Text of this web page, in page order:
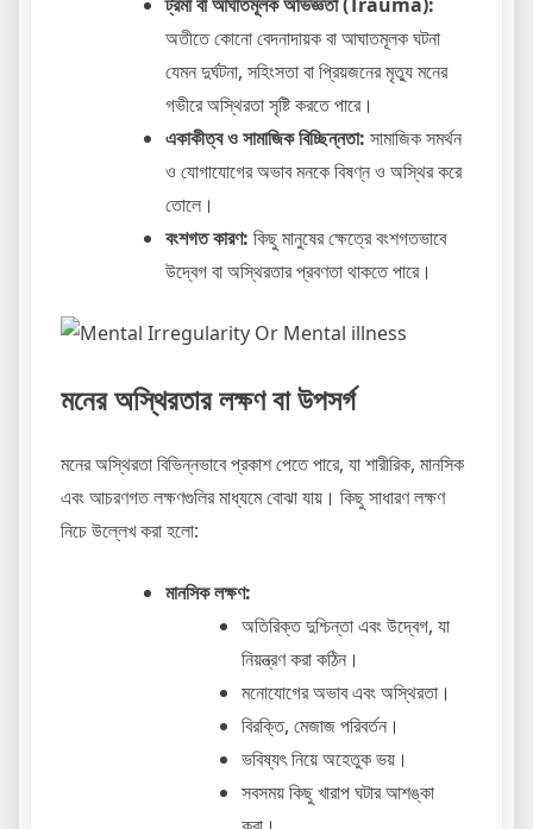
অতীতে কোনো বেদনাদায়ক বা আঘাতমূলক ঘটনা
যেমন দুর্ঘটনা, সহিংসতা বা প্রিয়জনের মৃত্যু মনের
গভীরে অস্থিরতা সৃষ্টি করতে পারে।
একাকীত্ব ও সামাজিক বিচ্ছিন্নতা: সামাজিক সমর্থন
ও যোগাযোগের অভাব মনকে বিষণ্ন ও অস্থির করে
তোলে।
বংশগত কারণ: কিছু মানুষের ক্ষেত্রে বংশগতভাবে
উদ্বেগ বা অস্থিরতার প্রবণতা থাকতে পারে।
মনের অস্থিরতার লক্ষণ বা উপসর্গ
মনের অস্থিরতা বিভিন্নভাবে প্রকাশ পেতে পারে, যা শারীরিক, মানসিক
এবং আচরণগত লক্ষণগুলির মাধ্যমে বোঝা যায়। কিছু সাধারণ লক্ষণ
নিচে উল্লেখ করা হলো:
মানসিক লক্ষণ:
অতিরিক্ত দুশ্চিন্তা এবং উদ্বেগ, যা
নিয়ন্ত্রণ করা কঠিন।
মনোযোগের অভাব এবং অস্থিরতা।
বিরক্তি, মেজাজ পরিবর্তন।
ভবিষ্যৎ নিয়ে অহেতুক ভয়।
সবসময় কিছু খারাপ ঘটার আশঙ্কা